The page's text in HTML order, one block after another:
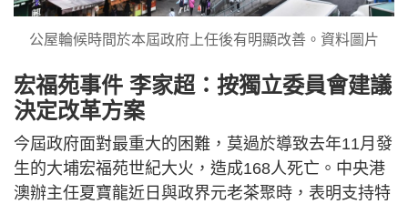
公屋輪候時間於本屆政府上任後有明顯改善。資料圖片
宏福苑事件 李家超：按獨立委員會建議
決定改革方案
今屆政府面對最重大的困難，莫過於導致去年11月發
生的大埔宏福苑世紀大火，造成168人死亡。中央港
澳辦主任夏寶龍近日與政界元老茶聚時，表明支持特